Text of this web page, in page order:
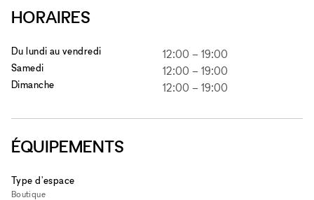
HORAIRES
Du lundi au vendredi 12:00 – 19:00
Samedi 12:00 – 19:00
Dimanche 12:00 – 19:00
ÉQUIPEMENTS
Type d'espace
Boutique